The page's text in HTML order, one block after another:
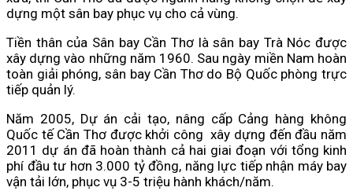
dựng một sân bay phục vụ cho cả vùng.
Tiền thân của Sân bay Cần Thơ là sân bay Trà Nóc được
xây dựng vào những năm 1960. Sau ngày miền Nam hoàn
toàn giải phóng, sân bay Cần Thơ do Bộ Quốc phòng trực
tiếp quản lý.
Năm 2005, Dự án cải tạo, nâng cấp Cảng hàng không
Quốc tế Cần Thơ được khởi công xây dựng đến đầu năm
2011 dự án đã hoàn thành cả hai giai đoạn với tổng kinh
phí đầu tư hơn 3.000 tỷ đồng, năng lực tiếp nhận máy bay
vận tải lớn, phục vụ 3-5 triệu hành khách/năm.